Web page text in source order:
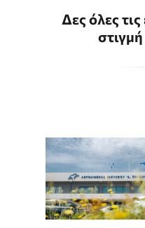
Δες όλες